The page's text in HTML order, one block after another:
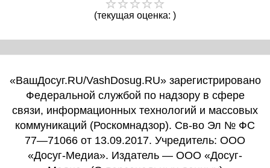
(текущая оценка: )
«ВашДосуг.RU/VashDosug.RU» зарегистрировано
Федеральной службой по надзору в сфере
связи, информационных технологий и массовых
коммуникаций (Роскомнадзор). Св-во Эл № ФС
77—71066 от 13.09.2017. Учредитель: ООО
«Досуг-Медиа». Издатель — ООО «Досуг-